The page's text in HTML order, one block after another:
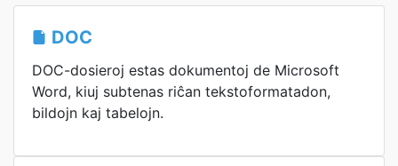
DOC
DOC-dosieroj estas dokumentoj de Microsoft
Word, kiuj subtenas riĉan tekstoformatadon,
bildojn kaj tabelojn.